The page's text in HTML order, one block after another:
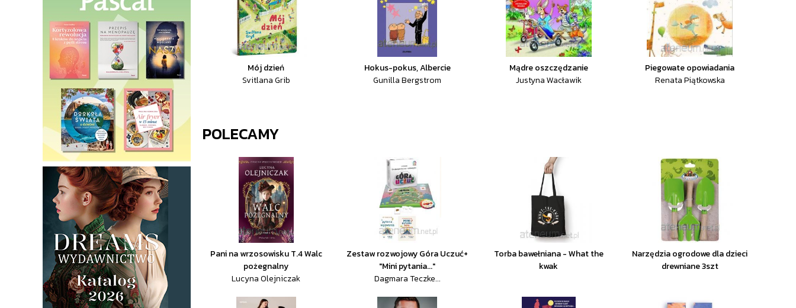
Mój dzień
Svitlana Grib
Hokus-pokus, Albercie
Gunilla Bergstrom
Mądre oszczędzanie
Justyna Wacławik
Piegowate opowiadania
Renata Piątkowska
POLECAMY
Pani na wrzosowisku T.4 Walc
pożegnalny
Lucyna Olejniczak
Zestaw rozwojowy Góra Uczuć+
"Mini pytania..."
Dagmara Teczke...
Torba bawełniana - What the
kwak
Narzędzia ogrodowe dla dzieci
drewniane 3szt